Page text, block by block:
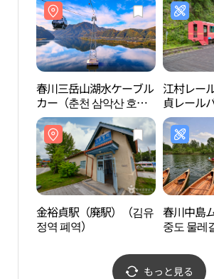
春川三岳山湖水ケーブル
カー（춘천 삼악산 호수
케이블카）
江村レー
貞レール
레일파크
이크））
金裕貞駅（廃駅）（김유
정역 폐역）
春川中島
중도 물레
もっと見る